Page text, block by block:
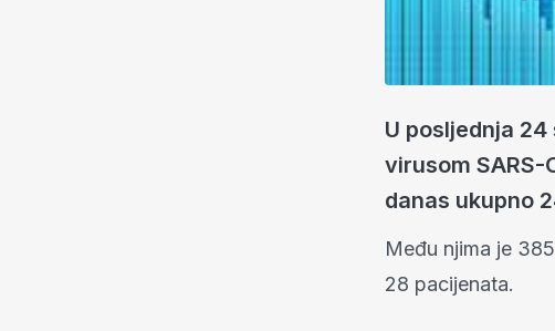
U posljednja
virusom
danas ukupno
Među njima je
28 pacijenata.